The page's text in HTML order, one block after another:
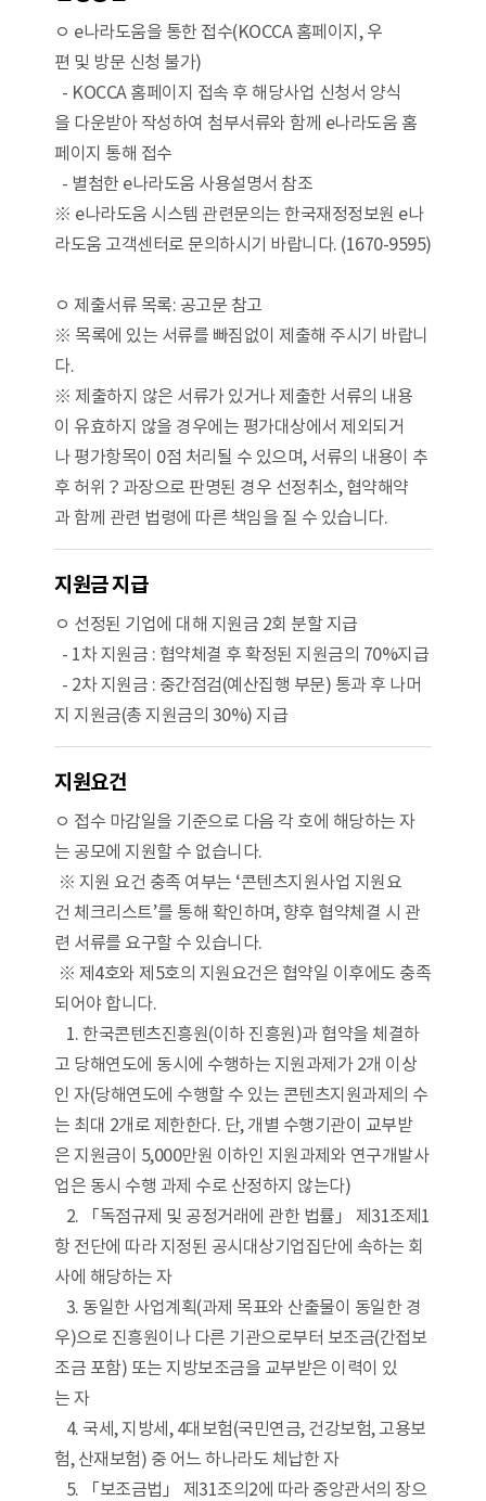
ㅇ e나라도움을 통한 접수(KOCCA 홈페이지, 우
편 및 방문 신청 불가)
- KOCCA 홈페이지 접속 후 해당사업 신청서 양식
을 다운받아 작성하여 첨부서류와 함께 e나라도움 홈
페이지 통해 접수
- 별첨한 e나라도움 사용설명서 참조
※ e나라도움 시스템 관련문의는 한국재정정보원 e나
라도움 고객센터로 문의하시기 바랍니다. (1670-9595)
ㅇ 제출서류 목록: 공고문 참고
※ 목록에 있는 서류를 빠짐없이 제출해 주시기 바랍니
다.
※ 제출하지 않은 서류가 있거나 제출한 서류의 내용
이 유효하지 않을 경우에는 평가대상에서 제외되거
나 평가항목이 0점 처리될 수 있으며, 서류의 내용이 추
후 허위？과장으로 판명된 경우 선정취소, 협약해약
과 함께 관련 법령에 따른 책임을 질 수 있습니다.
지원금 지급
ㅇ 선정된 기업에 대해 지원금 2회 분할 지급
- 1차 지원금 : 협약체결 후 확정된 지원금의 70%지급
- 2차 지원금 : 중간점검(예산집행 부문) 통과 후 나머
지 지원금(총 지원금의 30%) 지급
지원요건
ㅇ 접수 마감일을 기준으로 다음 각 호에 해당하는 자
는 공모에 지원할 수 없습니다.
※ 지원 요건 충족 여부는 ‘콘텐츠지원사업 지원요
건 체크리스트’를 통해 확인하며, 향후 협약체결 시 관
련 서류를 요구할 수 있습니다.
※ 제4호와 제5호의 지원요건은 협약일 이후에도 충족
되어야 합니다.
1. 한국콘텐츠진흥원(이하 진흥원)과 협약을 체결하
고 당해연도에 동시에 수행하는 지원과제가 2개 이상
인 자(당해연도에 수행할 수 있는 콘텐츠지원과제의 수
는 최대 2개로 제한한다. 단, 개별 수행기관이 교부받
은 지원금이 5,000만원 이하인 지원과제와 연구개발사
업은 동시 수행 과제 수로 산정하지 않는다)
2. 「독점규제 및 공정거래에 관한 법률」 제31조제1
항 전단에 따라 지정된 공시대상기업집단에 속하는 회
사에 해당하는 자
3. 동일한 사업계획(과제 목표와 산출물이 동일한 경
우)으로 진흥원이나 다른 기관으로부터 보조금(간접보
조금 포함) 또는 지방보조금을 교부받은 이력이 있
는 자
4. 국세, 지방세, 4대보험(국민연금, 건강보험, 고용보
험, 산재보험) 중 어느 하나라도 체납한 자
5. 「보조금법」 제31조의2에 따라 중앙관서의 장으